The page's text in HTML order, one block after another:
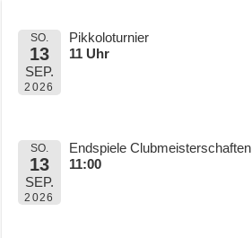
SO.
13
SEP.
2026
Pikkoloturnier
11 Uhr
SO.
13
SEP.
2026
Endspiele Clubmeisterschaften
11:00